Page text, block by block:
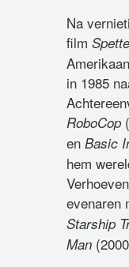
Na
film
in 1985
RoboCop
en Basic
hem
evenaren
Starship
Man